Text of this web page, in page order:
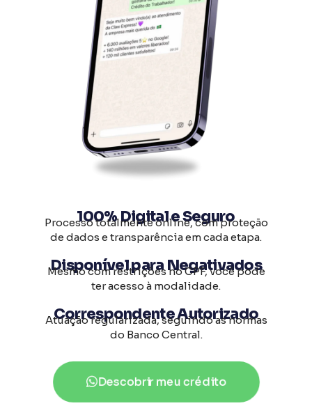
100% Digital e Seguro
Processo totalmente online, com proteção
de dados e transparência em cada etapa.
Disponível para Negativados
Mesmo com restrições no CPF, você pode
ter acesso à modalidade.
Correspondente Autorizado
Atuação regularizada, seguindo as normas
do Banco Central.
Descobrir meu crédito